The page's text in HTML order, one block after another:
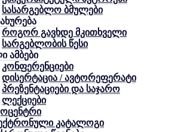
სასარგებლო ბმულები
როგორ გავხდე მკითხველი
სარგებლობის წესი
ამბები
კონფერენციები
დისერტაცია / ავტორეფერატი
პრეზენტაციები და საჯარო
ლექციები
კატალოგი